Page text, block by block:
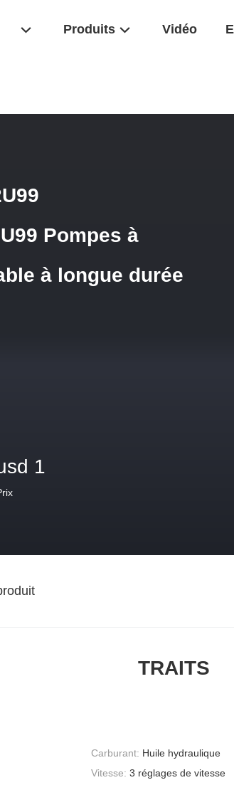
Produits Vidéo
Pompes à
à longue durée
1
TRAITS
Carburant: Huile hydraulique
Vitesse: 3 réglages de vitesse